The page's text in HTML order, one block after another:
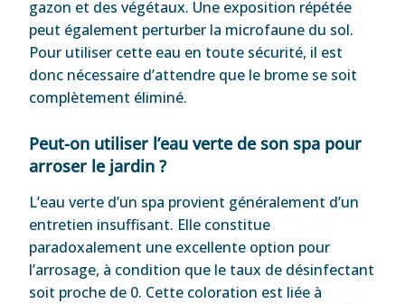
gazon et des végétaux. Une exposition répétée
peut également perturber la microfaune du sol.
Pour utiliser cette eau en toute sécurité, il est
donc nécessaire d’attendre que le brome se soit
complètement éliminé.
Peut-on utiliser l’eau verte de son spa pour
arroser le jardin ?
L’eau verte d’un spa provient généralement d’un
entretien insuffisant. Elle constitue
paradoxalement une excellente option pour
l’arrosage, à condition que le taux de désinfectant
soit proche de 0. Cette coloration est liée à